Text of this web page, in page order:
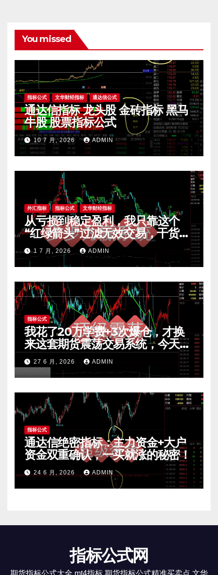
You missed
指标公式 文华财经指标 通达信公式
通达信指标 龙头股 金砖指标 黑马
牛股 股票指标公式
10 7 月, 2026 ADMIN
外汇指标 指标公式 文华财经指标
从亏损到稳定盈利，我只靠这个
“红绿箭头”过滤无效交易，干货全
公开 mt4指标
1 7 月, 2026 ADMIN
指标公式
我花了20万学费+3次爆仓，才换
来这套期货震荡交易系统，今天免
费公开核心逻辑
27 6 月, 2026 ADMIN
指标公式
通达信绝密指标：主力资金+大户
资金双重确认，一买就涨的秘密！
24 6 月, 2026 ADMIN
指标公式网